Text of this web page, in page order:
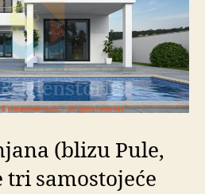
(blizu Pule,
tri samostojeće